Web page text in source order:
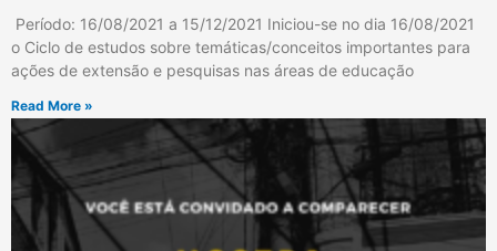
Período: 16/08/2021 a 15/12/2021 Iniciou-se no dia 16/08/2021
o Ciclo de estudos sobre temáticas/conceitos importantes para
ações de extensão e pesquisas nas áreas de educação
Read More »